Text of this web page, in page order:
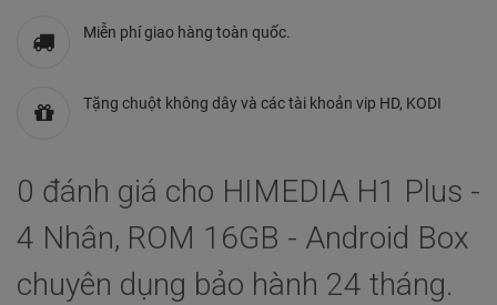
Miễn phí giao hàng toàn quốc.
Tặng chuột không dây và các tài khoản vip HD, KODI
0 đánh giá cho HIMEDIA H1 Plus -
4 Nhân, ROM 16GB - Android Box
chuyên dụng bảo hành 24 tháng.